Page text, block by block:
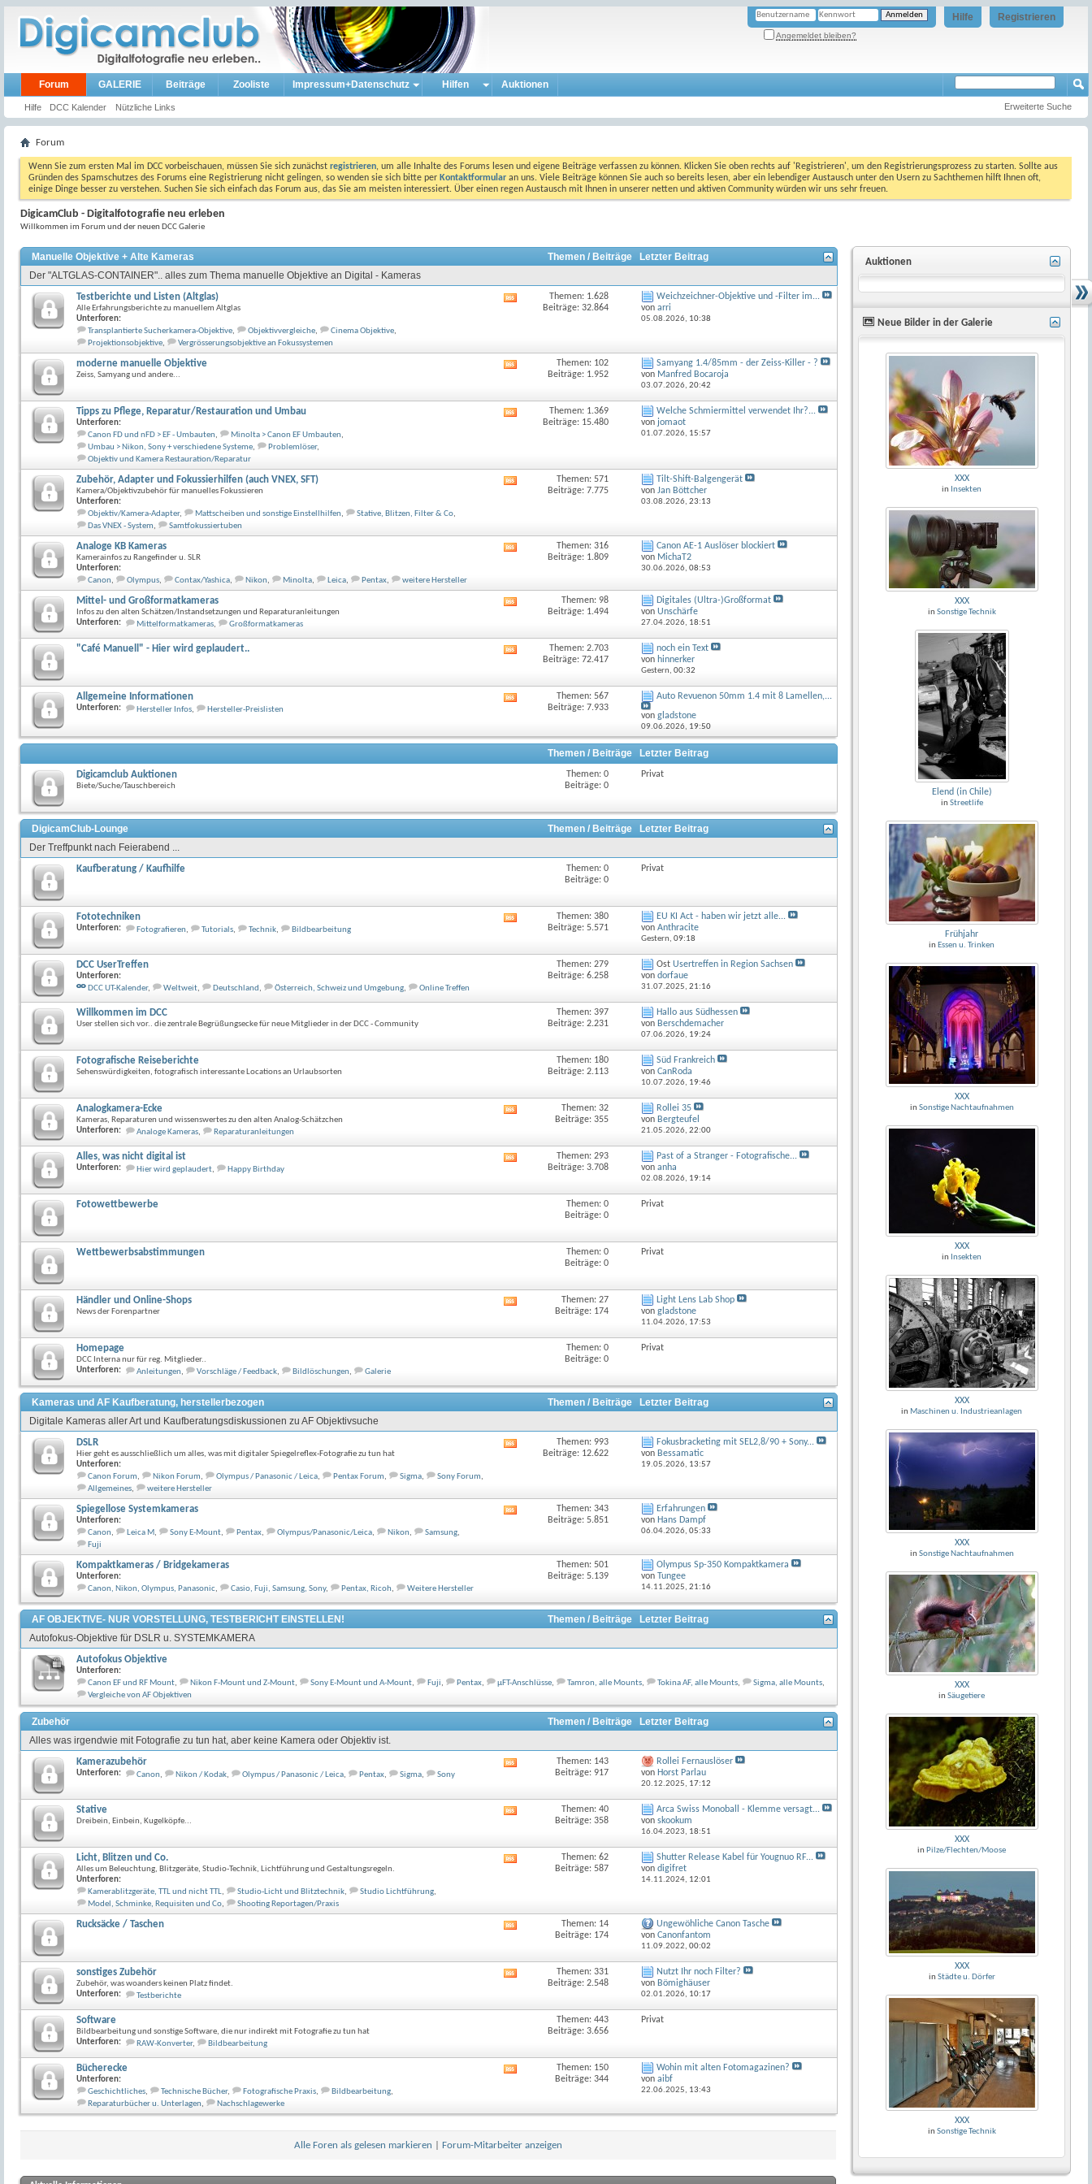
Registrieren
Hilfe
Angemeldet bleiben?
Forum
Hilfe DCC Kalender Nützliche Links
GALERIE Beiträge Zooliste Impressum+Datenschutz Hilfen Auktionen
Erweiterte Suche
Forum
Wenn Sie zum ersten Mal im DCC vorbeischauen, müssen Sie sich zunächst registrieren, um alle Inhalte des Forums lesen und eigene Beiträge verfassen zu können. Klicken Sie oben rechts auf 'Registrieren', um den Registrierungsprozess zu starten. Sollte aus
Gründen des Spamschutzes des Forums eine Registrierung nicht gelingen, so wenden sie sich bitte per Kontaktformular an uns. Viele Beiträge können Sie auch so bereits lesen, aber ein lebendiger Austausch unter den Usern zu Sachthemen hilft Ihnen oft,
einige Dinge besser zu verstehen. Suchen Sie sich einfach das Forum aus, das Sie am meisten interessiert. Über einen regen Austausch mit Ihnen in unserer netten und aktiven Community würden wir uns sehr freuen.
DigicamClub - Digitalfotografie neu erleben
Willkommen im Forum und der neuen DCC Galerie
Manuelle Objektive + Alte Kameras Themen / Beiträge
Letzter Beitrag
Der "ALTGLAS-CONTAINER".. alles zum Thema manuelle Objektive an Digital - Kameras
Testberichte und Listen (Altglas)
Alle Erfahrungsberichte zu manuellem Altglas
Unterforen:
Transplantierte Sucherkamera-Objektive, Objektivvergleiche, Cinema Objektive,
Projektionsobjektive, Vergrösserungsobjektive an Fokussystemen
Themen: 1.628
Beiträge: 32.864
Weichzeichner-Objektive und -Filter im...
von arri
05.08.2026, 10:38
moderne manuelle Objektive
Zeiss, Samyang und andere...
Forums
anzeigen
Themen: 102
Beiträge: 1.952
Samyang 1.4/85mm - der Zeiss-Killer - ?
von Manfred Bocaroja
03.07.2026, 20:42
Tipps zu Pflege, Reparatur/Restauration und Umbau
Unterforen:
Canon FD und nFD > EF - Umbauten, Minolta > Canon EF Umbauten,
Umbau > Nikon, Sony + verschiedene Systeme, Problemlöser,
Objektiv und Kamera Restauration/Reparatur
Themen: 1.369
Beiträge: 15.480
Welche Schmiermittel verwendet Ihr?...
von jomaot
01.07.2026, 15:57
Zubehör, Adapter und Fokussierhilfen (auch VNEX, SFT)
Kamera/Objektivzubehör für manuelles Fokussieren
Unterforen:
Objektiv/Kamera-Adapter, Mattscheiben und sonstige Einstellhilfen, Stative, Blitzen, Filter & Co,
Das VNEX - System, Samtfokussiertuben
Themen: 571
Beiträge: 7.775
Tilt-Shift-Balgengerät
von Jan Böttcher
03.08.2026, 23:13
Analoge KB Kameras
Kamerainfos zu Rangefinder u. SLR
Unterforen:
Canon, Olympus, Contax/Yashica, Nikon, Minolta, Leica, Pentax, weitere Hersteller
Themen: 316
Beiträge: 1.809
Canon AE-1 Auslöser blockiert
von MichaT2
30.06.2026, 08:53
Mittel- und Großformatkameras
Infos zu den alten Schätzen/Instandsetzungen und Reparaturanleitungen
Unterforen:
Mittelformatkameras, Großformatkameras
Forums
anzeigen
Themen: 98
Beiträge: 1.494
Digitales (Ultra-)Großformat
von Unschärfe
27.04.2026, 18:51
"Café Manuell" - Hier wird geplaudert..
Forums
Themen: 2.703
Beiträge: 72.417
noch ein Text
von hinnerker
Gestern, 00:32
Allgemeine Informationen
Unterforen: Hersteller Infos, Hersteller-Preislisten
Forums
anzeigen
Themen: 567
Beiträge: 7.933
Auto Revuenon 50mm 1.4 mit 8 Lamellen,...
von gladstone
09.06.2026, 19:50
Themen / Beiträge Letzter Beitrag
Digicamclub Auktionen
Biete/Suche/Tauschbereich
Themen: 0
Beiträge: 0
Privat
DigicamClub-Lounge Themen / Beiträge
Letzter Beitrag
Der Treffpunkt nach Feierabend ...
Kaufberatung / Kaufhilfe
Themen: 0
Beiträge: 0
Privat
Fototechniken
Unterforen: Fotografieren, Tutorials, Technik, Bildbearbeitung
Forums
Themen: 380
Beiträge: 5.571
EU KI Act - haben wir jetzt alle...
von Anthracite
Gestern, 09:18
DCC UserTreffen
Unterforen:
DCC UT-Kalender, Weltweit, Deutschland , Österreich, Schweiz und Umgebung, Online Treffen
Themen: 279
Beiträge: 6.258
Ost Usertreffen in Region Sachsen
von dorfaue
31.07.2025, 21:16
Willkommen im DCC
User stellen sich vor.. die zentrale Begrüßungsecke für neue Mitglieder in der DCC - Community
Themen: 397
Beiträge: 2.231
Hallo aus Südhessen
von Berschdemacher
07.06.2026, 19:24
Fotografische Reiseberichte
Sehenswürdigkeiten, fotografisch interessante Locations an Urlaubsorten
Themen: 180
Beiträge: 2.113
Süd Frankreich
von CanRoda
10.07.2026, 19:46
Analogkamera-Ecke
Kameras, Reparaturen und wissenswertes zu den alten Analog-Schätzchen
Unterforen:
Analoge Kameras, Reparaturanleitungen
Forums
Themen: 32
Beiträge: 355
Rollei 35
von Bergteufel
21.05.2026, 22:00
Alles, was nicht digital ist
Unterforen: Hier wird geplaudert, Happy Birthday
Forums
Themen: 293
Beiträge: 3.708
Past of a Stranger - Fotografische...
von anha
02.08.2026, 19:14
Fotowettbewerbe
Themen: 0
Beiträge: 0
Privat
Wettbewerbsabstimmungen
Themen: 0
Beiträge: 0
Privat
Händler und Online-Shops
News der Forenpartner
Forums
Themen: 27
Beiträge: 174
Light Lens Lab Shop
von gladstone
11.04.2026, 17:53
Homepage
DCC Interna nur für reg. Mitglieder..
Unterforen:
Anleitungen, Vorschläge / Feedback, Bildlöschungen, Galerie
Themen: 0
Beiträge: 0
Privat
Kameras und AF Kaufberatung, herstellerbezogen Themen / Beiträge
Letzter Beitrag
Digitale Kameras aller Art und Kaufberatungsdiskussionen zu AF Objektivsuche
DSLR
Hier geht es ausschließlich um alles, was mit digitaler Spiegelreflex-Fotografie zu tun hat
Unterforen:
Canon Forum, Nikon Forum, Olympus / Panasonic / Leica, Pentax Forum, Sigma, Sony Forum,
Allgemeines, weitere Hersteller
Themen: 993
Beiträge: 12.622
Fokusbracketing mit SEL2,8/90 + Sony...
von Bessamatic
19.05.2026, 13:57
Spiegellose Systemkameras
Unterforen:
Canon, Leica M, Sony E-Mount, Pentax, Olympus/Panasonic/Leica, Nikon, Samsung,
Fuji
Themen: 343
Beiträge: 5.851
Erfahrungen
von Hans Dampf
06.04.2026, 05:33
Kompaktkameras / Bridgekameras
Unterforen:
Canon, Nikon, Olympus, Panasonic, Casio, Fuji, Samsung, Sony, Pentax, Ricoh, Weitere Hersteller
Themen: 501
Beiträge: 5.139
Olympus Sp-350 Kompaktkamera
von
Tungee
14.11.2025, 21:16
AF OBJEKTIVE- NUR VORSTELLUNG, TESTBERICHT EINSTELLEN! Themen / Beiträge
Letzter Beitrag
Autofokus-Objektive für DSLR u. SYSTEMKAMERA
Autofokus Objektive
Unterforen:
Canon EF und RF Mount, Nikon F-Mount und Z-Mount, Sony E-Mount und A-Mount, Fuji, Pentax, µFT-Anschlüsse, Tamron, alle Mounts, Tokina AF, alle Mounts, Sigma, alle Mounts,
Vergleiche von AF Objektiven
Zubehör Themen / Beiträge
Letzter Beitrag
Alles was irgendwie mit Fotografie zu tun hat, aber keine Kamera oder Objektiv ist.
Kamerazubehör
Unterforen: Canon, Nikon / Kodak, Olympus / Panasonic / Leica, Pentax, Sigma, Sony
Forums
Themen: 143
Beiträge: 917
Rollei Fernauslöser
von Horst Parlau
20.12.2025, 17:12
Stative
Dreibein, Einbein, Kugelköpfe...
Forums
Themen: 40
Beiträge: 358
Arca Swiss Monoball - Klemme versagt...
von skookum
16.04.2023, 18:51
Licht, Blitzen und Co.
Alles um Beleuchtung, Blitzgeräte, Studio-Technik, Lichtführung und Gestaltungsregeln.
Unterforen:
Kamerablitzgeräte, TTL und nicht TTL, Studio-Licht und Blitztechnik, Studio Lichtführung,
Model, Schminke, Requisiten und Co, Shooting Reportagen/Praxis
Themen: 62
Beiträge: 587
Shutter Release Kabel für Yougnuo RF...
von digifret
14.11.2024, 12:01
Rucksäcke / Taschen
Forums
Themen: 14
Beiträge: 174
Ungewöhliche Canon Tasche
von Canonfantom
11.09.2022, 00:02
sonstiges Zubehör
Zubehör, was woanders keinen Platz findet.
Unterforen:
Testberichte
Forums
Themen: 331
Beiträge: 2.548
Nutzt Ihr noch Filter?
von Bömighäuser
02.01.2026, 10:17
Software
Bildbearbeitung und sonstige Software, die nur indirekt mit Fotografie zu tun hat
Unterforen:
RAW-Konverter, Bildbearbeitung
Themen: 443
Beiträge: 3.656
Privat
Bücherecke
Unterforen:
Geschichtliches, Technische Bücher, Fotografische Praxis, Bildbearbeitung,
Reparaturbücher u. Unterlagen, Nachschlagewerke
Themen: 150
Beiträge: 344
Wohin mit alten Fotomagazinen?
von aibf
22.06.2025, 13:43
Alle Foren als gelesen markieren Forum-Mitarbeiter anzeigen
Auktionen
Neue Bilder in der Galerie
XXX
in Insekten
XXX
in Sonstige Technik
Elend (in Chile)
in Streetlife
Frühjahr
in Essen u. Trinken
XXX
in Sonstige Nachtaufnahmen
XXX
in Insekten
XXX
in Maschinen u. Industrieanlagen
XXX
in Sonstige Nachtaufnahmen
XXX
inSäugetiere
XXX
in Pilze/Flechten/Moose
XXX
in Städte u. Dörfer
XXX
in Sonstige Technik